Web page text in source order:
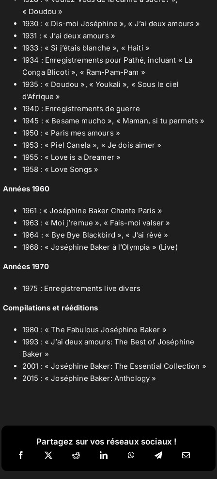
« Doudou »
1930 : « Dis-moi Joséphine », « J’ai deux amours »
1931 : « J’ai deux amours »
1933 : « Si j’étais blanche », « Haiti »
1934 : Enregistrements pour Pathé, incluant « La
Conga Blicoti », « Ram-Pam-Pam »
1935 : « Doudou », « Youkali », « Sous le ciel
d’Afrique »
1940 : Enregistrements de guerre
1945 : « Besame mucho », « Maman, si tu permets »
1950 : « Paris mes amours »
1953 : « Piel Canela », « Je dois aimer »
1955 : « Love is a Dreamer »
1958 : « Love Songs »
Années 1960
1961 : « Joséphine Baker Chante Paris »
1963 : « Moi j’remue », « Fais-moi valser »
1964 : « Bye Bye Blackbird », « J’ai rêvé »
1968 : « Joséphine Baker à l’Olympia » (Live)
Années 1970
1975 : Enregistrements live divers
Compilations et rééditions
1980 : « The Fabulous Joséphine Baker »
1993 : « J’ai deux amours: The Best of Joséphine
Baker »
2001 : « Joséphine Baker: The Essential Collection »
2015 : « Joséphine Baker: Anthology »
Partagez sur vos réseaux sociaux !